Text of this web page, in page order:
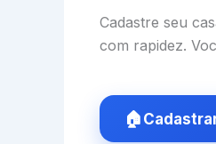
Cadastre seu
com rapidez.